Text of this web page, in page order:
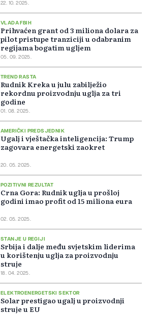
22. 10. 2025.
VLADA FBIH
Prihvaćen grant od 3 miliona dolara za
pilot pristupe tranziciji u odabranim
regijama bogatim ugljem
05. 09. 2025.
TREND RASTA
Rudnik Kreka u julu zabilježio
rekordnu proizvodnju uglja za tri
godine
01. 08. 2025.
AMERIČKI PREDSJEDNIK
Ugalj i vještačka inteligencija: Trump
zagovara energetski zaokret
20. 05. 2025.
POZITIVNI REZULTAT
Crna Gora: Rudnik uglja u prošloj
godini imao profit od 15 miliona eura
02. 05. 2025.
STANJE U REGIJI
Srbija i dalje među svjetskim liderima
u korištenju uglja za proizvodnju
struje
18. 04. 2025.
ELEKTROENERGETSKI SEKTOR
Solar prestigao ugalj u proizvodnji
struje u EU